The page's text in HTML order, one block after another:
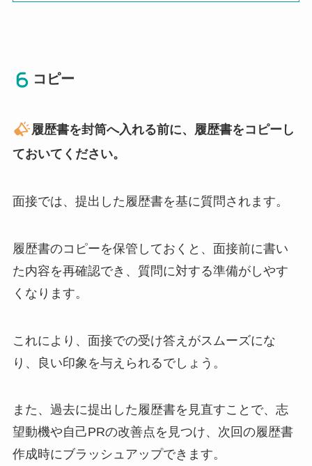
コピー
履歴書を封筒へ入れる前に、履歴書をコピーし
ておいてください。
面接では、提出した履歴書を基に質問されます。
履歴書のコピーを保管しておくと、面接前に書い
た内容を再確認でき、質問に対する準備がしやす
くなります。
これにより、面接での受け答えがスムーズにな
り、良い印象を与えられるでしょう。
また、過去に提出した履歴書を見直すことで、志
望動機や自己PRの改善点を見つけ、次回の履歴書
作成時にブラッシュアップできます。